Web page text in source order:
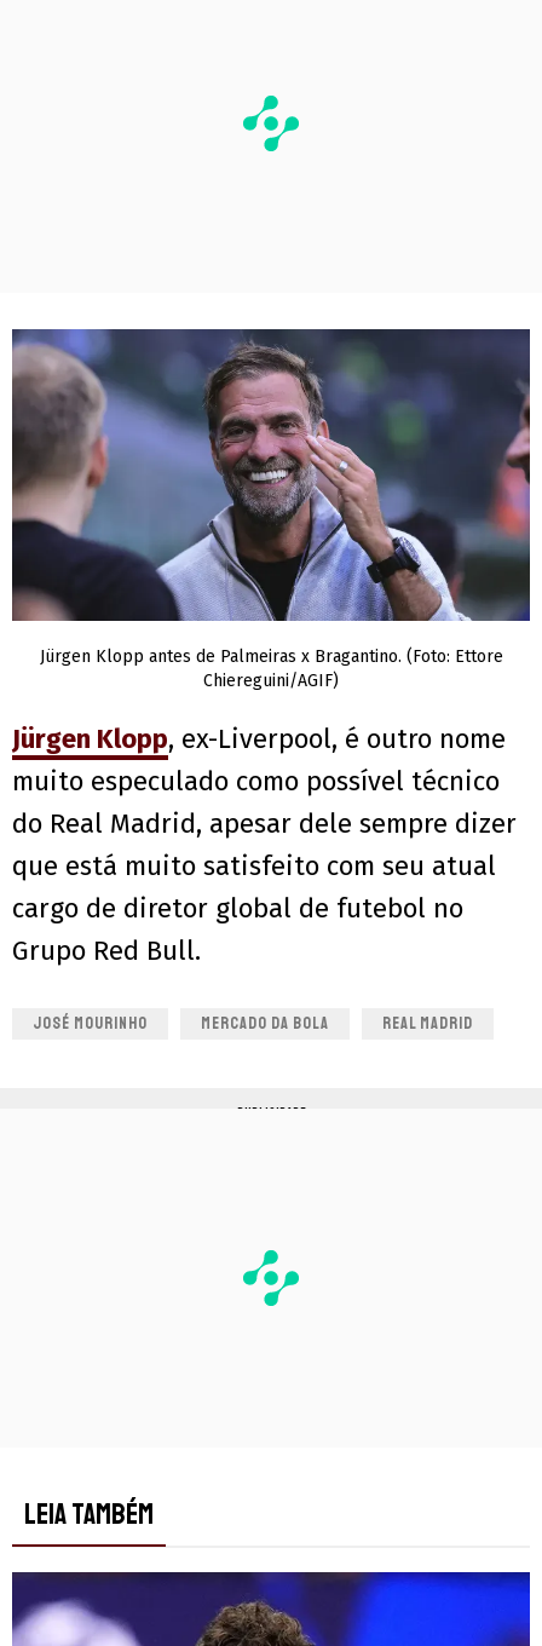
Jürgen Klopp antes de Palmeiras x Bragantino. (Foto: Ettore
Chiereguini/AGIF)
Jürgen Klopp, ex-Liverpool, é outro nome
muito especulado como possível técnico
do Real Madrid, apesar dele sempre dizer
que está muito satisfeito com seu atual
cargo de diretor global de futebol no
Grupo Red Bull.
JOSÉ MOURINHO MERCADO DA BOLA REAL MADRID
PUBLICIDADE
LEIA TAMBÉM